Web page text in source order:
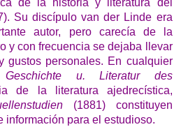
Su discípulo van der Linde era
autor, pero carecía de la
y con frecuencia se dejaba llevar
gustos personales. En cualquier
Geschichte u. Literatur des
de la literatura ajedrecística,
(1881) constituyen
información para el estudioso.